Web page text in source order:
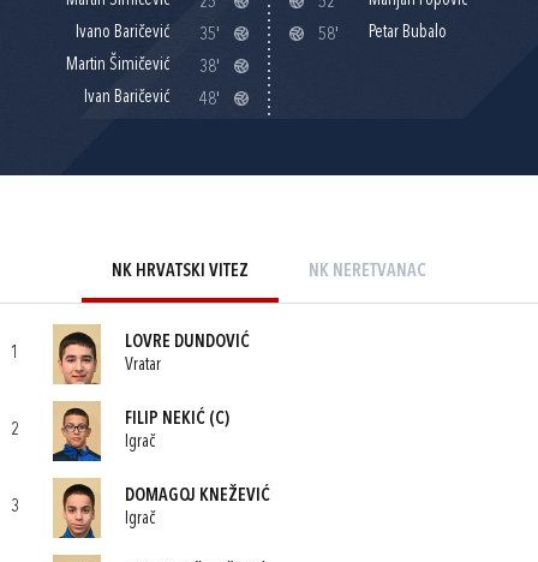
Ivano Baričević
35'
Martin Šimičević
38'
Ivan Baričević
48'
58'
Petar Bubalo
NK HRVATSKI VITEZ NK NERETVANAC
1
LOVRE DUNDOVIĆ
Vratar
2
FILIP NEKIĆ (C)
Igrač
3
DOMAGOJ KNEŽEVIĆ
Igrač